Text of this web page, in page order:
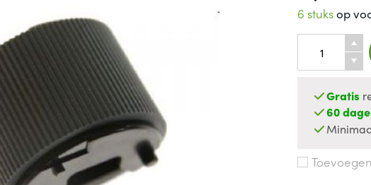
6 stuksop
Gratis
60